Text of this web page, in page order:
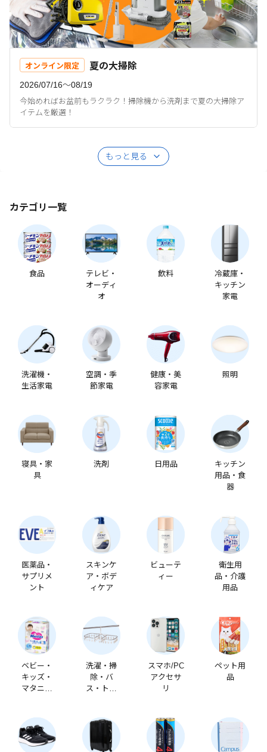
オンライン限定 夏の大掃除
2026/07/16〜08/19
今始めればお盆前もラクラク！掃除機から洗剤まで夏の大掃除ア
イテムを厳選！
もっと見る
カテゴリ一覧
食品
テレビ・
オーディ
オ
飲料
冷蔵庫・
キッチン
家電
洗濯機・
生活家電
空調・季
節家電
健康・美
容家電
照明
寝具・家
具
洗剤 日用品
キッチン
用品・食
器
医薬品・
サプリメ
ント
スキンケ
ア・ボデ
ィケア
ビューテ
ィー
衛生用
品・介護
用品
ベビー・
キッズ・
マタニテ
洗濯・掃
除・バ
ス・トイ
スマホ/PC
アクセサ
リ
ペット用
品